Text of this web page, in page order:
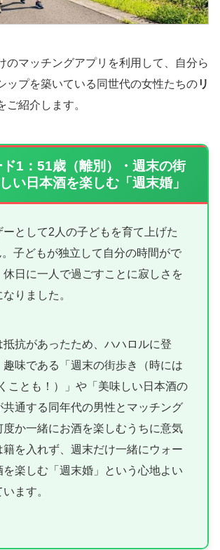
のマッチングアプリを利用して、自分ら
ップを築いている同世代の女性たちのリ
ご紹介します。
1：51歳（離別）・週末の街
い日本酒を楽しむ「週末婚」
ーとして2人の子どもを育て上げた
子どもが独立して自分の時間がで
休日に一人で過ごすことに寂しさを
りました。
抗があったため、ハハロルに登
味である「週末の街歩き（時には
ことも！）」や「美味しい日本酒の
共通する同年代の男性とマッチング
度か一緒にお酒を楽しむうちに意気
を入れず、週末だけ一緒にウォー
を楽しむ「週末婚」という心地よい
ます。